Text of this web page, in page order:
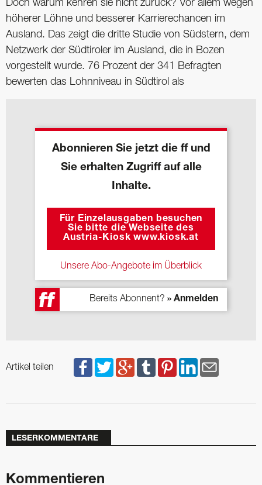
Doch warum kehren sie nicht zurück? Vor allem wegen
höherer Löhne und besserer Karrierechancen im
Ausland. Das zeigt die dritte Studie von Südstern, dem
Netzwerk der Südtiroler im Ausland, die in Bozen
vorgestellt wurde. 76 Prozent der 341 Befragten
bewerten das Lohnniveau in Südtirol als
Abonnieren Sie jetzt die ff und
Sie erhalten Zugriff auf alle
Inhalte.
Für Einzelausgaben besuchen
Sie bitte die Webseite des
Austria-Kiosk www.kiosk.at
Unsere Abo-Angebote im Überblick
Bereits Abonnent? » Anmelden
Artikel teilen
LESERKOMMENTARE
Kommentieren